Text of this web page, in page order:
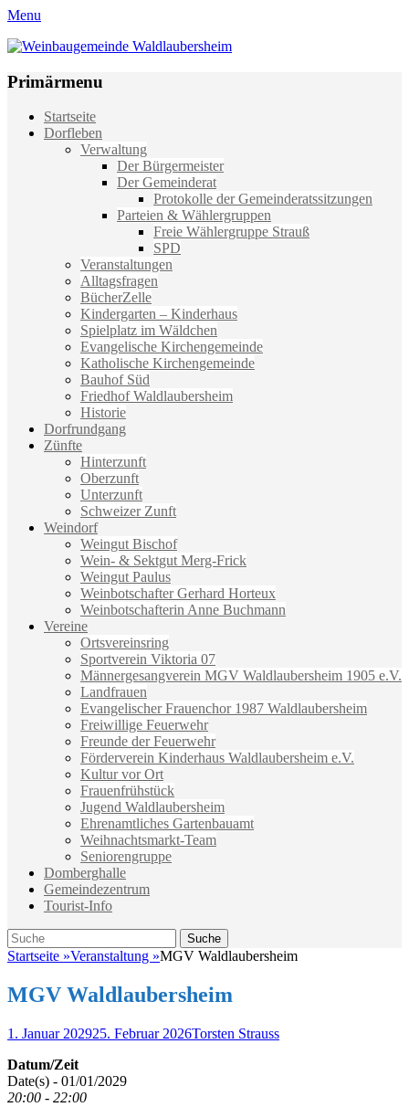
Menu
Weinbaugemeinde Waldlaubersheim
Primärmenu
Weiter
zum
Startseite
Dorfleben
Verwaltung
Der Bürgermeister
Der Gemeinderat
Protokolle der Gemeinderatssitzungen
Parteien & Wählergruppen
Freie Wählergruppe Strauß
SPD
Veranstaltungen
Alltagsfragen
BücherZelle
Kindergarten – Kinderhaus
Spielplatz im Wäldchen
Evangelische Kirchengemeinde
Katholische Kirchengemeinde
Bauhof Süd
Friedhof Waldlaubersheim
Historie
Dorfrundgang
Zünfte
Hinterzunft
Oberzunft
Unterzunft
Schweizer Zunft
Weindorf
Weingut Bischof
Wein- & Sektgut Merg-Frick
Weingut Paulus
Weinbotschafter Gerhard Horteux
Weinbotschafterin Anne Buchmann
Vereine
Ortsvereinsring
Sportverein Viktoria 07
Männergesangverein MGV Waldlaubersheim 1905 e.V.
Landfrauen
Evangelischer Frauenchor 1987 Waldlaubersheim
Freiwillige Feuerwehr
Freunde der Feuerwehr
Förderverein Kinderhaus Waldlaubersheim e.V.
Kultur vor Ort
Frauenfrühstück
Jugend Waldlaubersheim
Ehrenamtliches Gartenbauamt
Weihnachtsmarkt-Team
Seniorengruppe
Domberghalle
Gemeindezentrum
Tourist-Info
Suche
Suche
nach:
Startseite »Veranstaltung »MGV Waldlaubersheim
MGV Waldlaubersheim
Veröffentlicht
1. Januar 202925. Februar 2026Autor
Torsten Strauss
Datum/Zeit
Date(s) - 01/01/2029
20:00 - 22:00